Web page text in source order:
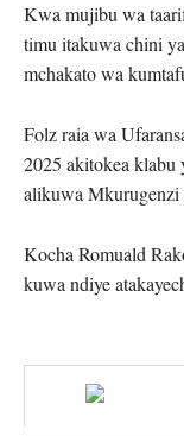
Kwa mujibu wa
timu itakuwa chini
mchakato wa
Folz raia wa
2025 akitokea
alikuwa
Kocha Romuald
kuwa ndiye